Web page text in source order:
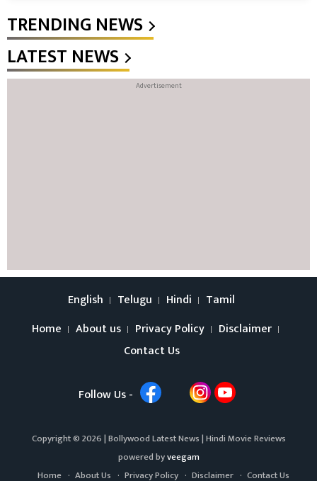
TRENDING NEWS
LATEST NEWS
English Telugu Hindi
Tamil
Home
About us Privacy Policy
Disclaimer
Contact Us
Follow Us -
Copyright © 2026 |Bollywood Latest News|Hindi Movie Reviews
powered byveegam
Home
About Us Privacy Policy Disclaimer Contact Us